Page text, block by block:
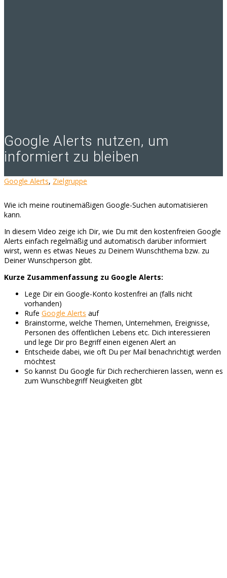
Google Alerts nutzen, um
informiert zu bleiben
Google Alerts, Zielgruppe
Wie ich meine routinemäßigen Google-Suchen automatisieren
kann.
In diesem Video zeige ich Dir, wie Du mit den kostenfreien Google
Alerts einfach regelmäßig und automatisch darüber informiert
wirst, wenn es etwas Neues zu Deinem Wunschthema bzw. zu
Deiner Wunschperson gibt.
Kurze Zusammenfassung zu Google Alerts:
Lege Dir ein Google-Konto kostenfrei an (falls nicht
vorhanden)
Rufe Google Alerts auf
Brainstorme, welche Themen, Unternehmen, Ereignisse,
Personen des öffentlichen Lebens etc. Dich interessieren
und lege Dir pro Begriff einen eigenen Alert an
Entscheide dabei, wie oft Du per Mail benachrichtigt werden
möchtest
So kannst Du Google für Dich recherchieren lassen, wenn es
zum Wunschbegriff Neuigkeiten gibt